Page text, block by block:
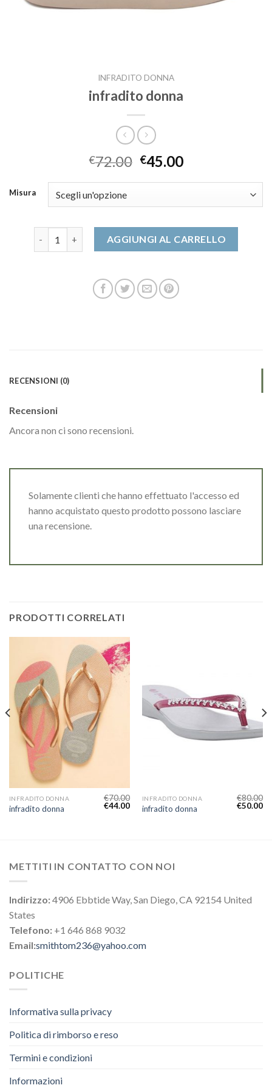
INFRADITO DONNA
infradito donna
€72.00 €45.00
Misura
infradito donna quantitàAGGIUNGI AL CARRELLO
RECENSIONI (0)
Recensioni
Ancora non ci sono recensioni.
Solamente clienti che hanno effettuato l'accesso ed
hanno acquistato questo prodotto possono lasciare
una recensione.
PRODOTTI CORRELATI
INFRADITO DONNA
infradito donna
€70.00
€44.00
INFRADITO DONNA
infradito donna
€80.00
€50.00
METTITI IN CONTATTO CON NOI
Indirizzo:4906 Ebbtide Way, San Diego, CA 92154 United
States
Telefono: +1 646 868 9032
Email:smithtom236@yahoo.com
POLITICHE
Informativa sulla privacy
Politica di rimborso e reso
Termini e condizioni
Informazioni